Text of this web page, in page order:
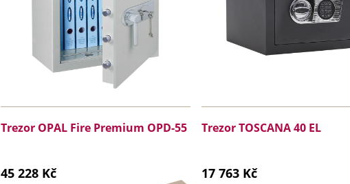
Trezor OPAL Fire Premium OPD-55
45 228 Kč
Trezor TOSCANA 40 EL
17 763 Kč